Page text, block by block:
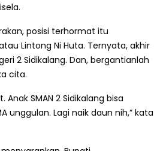
posisi terhormat itu
Lintong Ni Huta. Ternyata, akhir
2 Sidikalang. Dan, bergantianlah
cita.
Anak SMAN 2 Sidikalang bisa
unggulan. Lagi naik daun nih,” kata